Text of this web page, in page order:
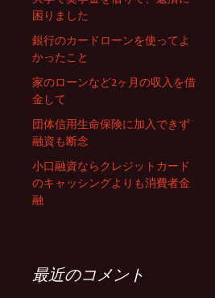
ー
シ
ョ
ン
困りました
銀行のカードローンを使ってよ
かったこと
家のローンなど2ヶ月の収入を借
金して
団体信用生命保険に加入できず
融資も断念
小口融資ならクレジットカード
のキャッシングよりも消費者金
融
最近のコメント